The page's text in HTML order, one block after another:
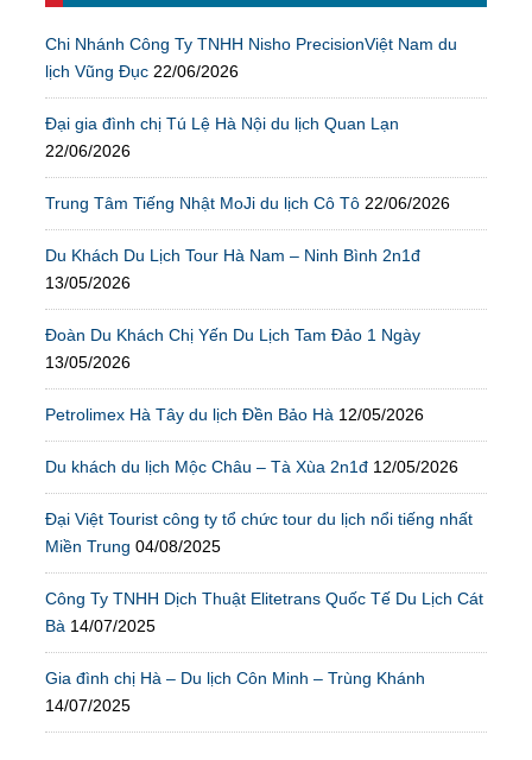
Chi Nhánh Công Ty TNHH Nisho PrecisionViệt Nam du
lịch Vũng Đục 22/06/2026
Đại gia đình chị Tú Lệ Hà Nội du lịch Quan Lạn
22/06/2026
Trung Tâm Tiếng Nhật MoJi du lịch Cô Tô 22/06/2026
Du Khách Du Lịch Tour Hà Nam – Ninh Bình 2n1đ
13/05/2026
Đoàn Du Khách Chị Yến Du Lịch Tam Đảo 1 Ngày
13/05/2026
Petrolimex Hà Tây du lịch Đền Bảo Hà 12/05/2026
Du khách du lịch Mộc Châu – Tà Xùa 2n1đ 12/05/2026
Đại Việt Tourist công ty tổ chức tour du lịch nổi tiếng nhất
Miền Trung 04/08/2025
Công Ty TNHH Dịch Thuật Elitetrans Quốc Tế Du Lịch Cát
Bà 14/07/2025
Gia đình chị Hà – Du lịch Côn Minh – Trùng Khánh
14/07/2025